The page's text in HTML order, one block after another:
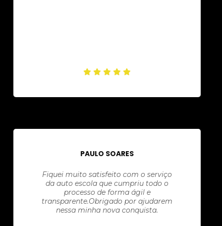
PAULO SOARES
Fiquei muito satisfeito com o serviço
da auto escola que cumpriu todo o
processo de forma ágil e
transparente.Obrigado por ajudarem
nessa minha nova conquista.